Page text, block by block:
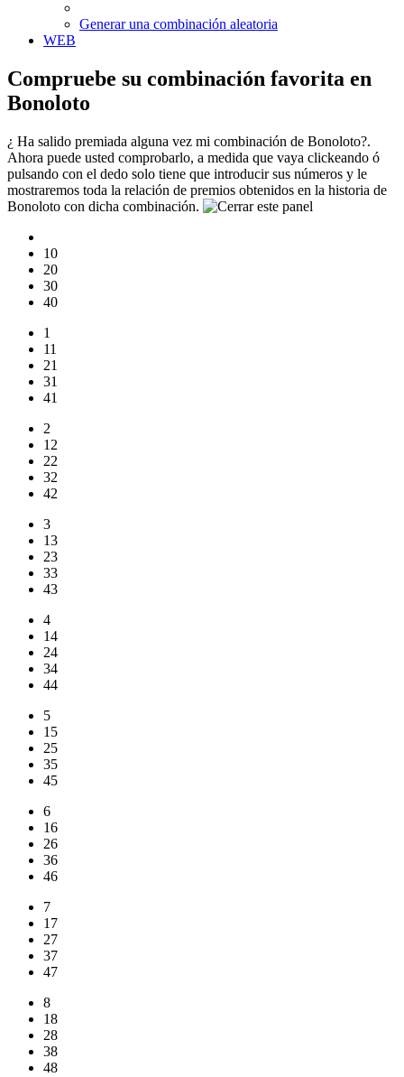
Generar una combinación aleatoria
WEB
Compruebe su combinación favorita en
Bonoloto
¿ Ha salido premiada alguna vez mi combinación de Bonoloto?.
Ahora puede usted comprobarlo, a medida que vaya clickeando ó
pulsando con el dedo solo tiene que introducir sus números y le
mostraremos toda la relación de premios obtenidos en la historia de
Bonoloto con dicha combinación.
10
20
30
40
1
11
21
31
41
2
12
22
32
42
3
13
23
33
43
4
14
24
34
44
5
15
25
35
45
6
16
26
36
46
7
17
27
37
47
8
18
28
38
48